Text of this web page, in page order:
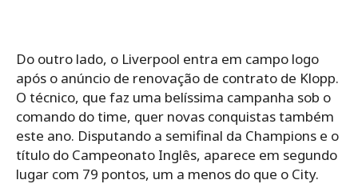
Do outro lado, o Liverpool entra em campo logo
após o anúncio de renovação de contrato de Klopp.
O técnico, que faz uma belíssima campanha sob o
comando do time, quer novas conquistas também
este ano. Disputando a semifinal da Champions e o
título do Campeonato Inglês, aparece em segundo
lugar com 79 pontos, um a menos do que o City.